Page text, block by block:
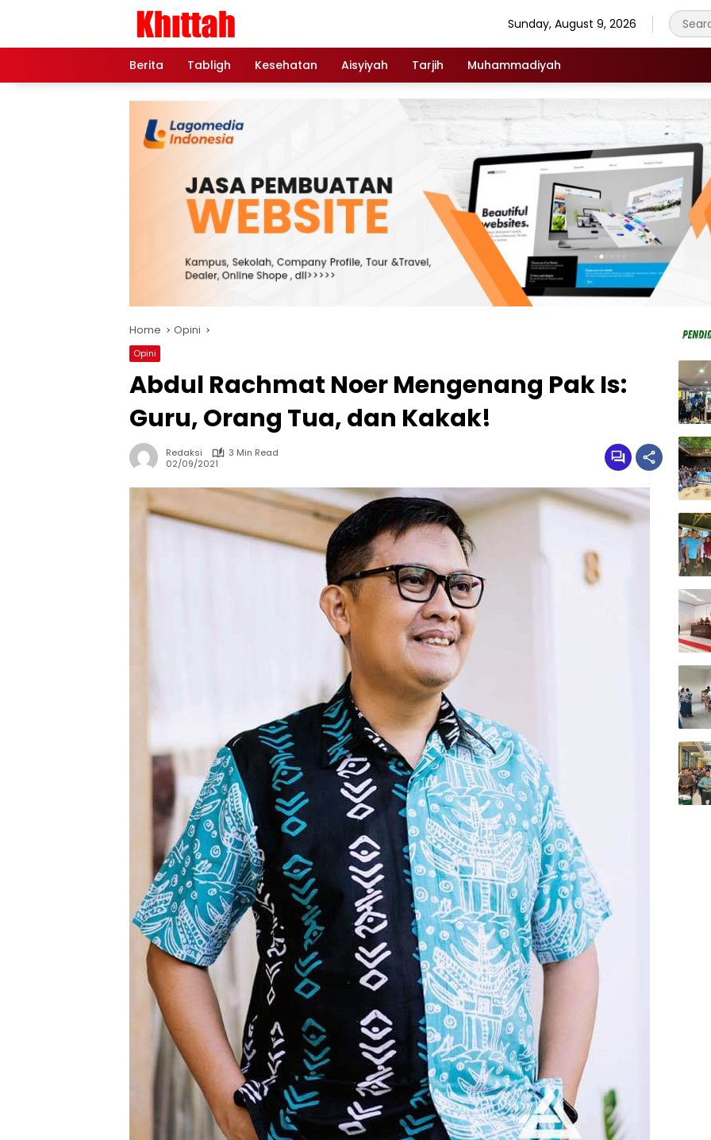
Sunday, August 9, 2026
Berita Tabligh Kesehatan Aisyiyah Tarjih Muhammadiyah
Home Opini
Opini
Abdul Rachmat Noer Mengenang Pak Is:
Guru, Orang Tua, dan Kakak!
Redaksi
3 Min Read
02/09/2021